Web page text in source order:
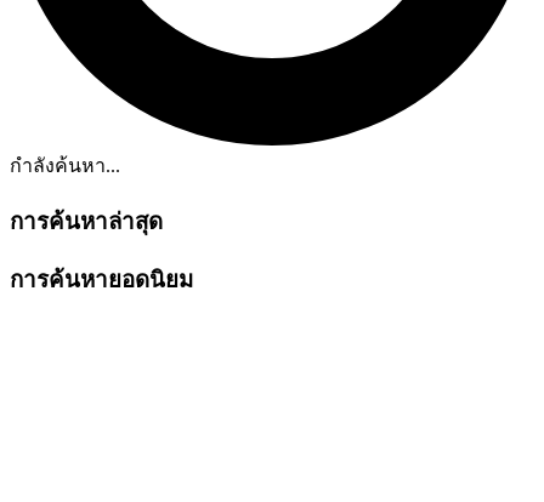
กำลังค้นหา...
การค้นหาล่าสุด
การค้นหายอดนิยม